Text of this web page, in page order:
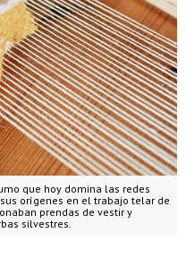
que hoy domina las redes
orígenes en el trabajo telar de
prendas de vestir y
silvestres.